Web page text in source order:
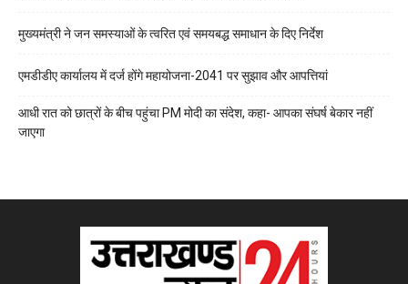
मुख्यमंत्री ने जन समस्याओं के त्वरित एवं समयबद्ध समाधान के दिए निर्देश
एमडीडीए कार्यालय में दर्ज होंगे महायोजना-2041 पर सुझाव और आपत्तियां
आधी रात को छात्रों के बीच पहुंचा PM मोदी का संदेश, कहा- आपका संघर्ष बेकार नहीं
जाएगा